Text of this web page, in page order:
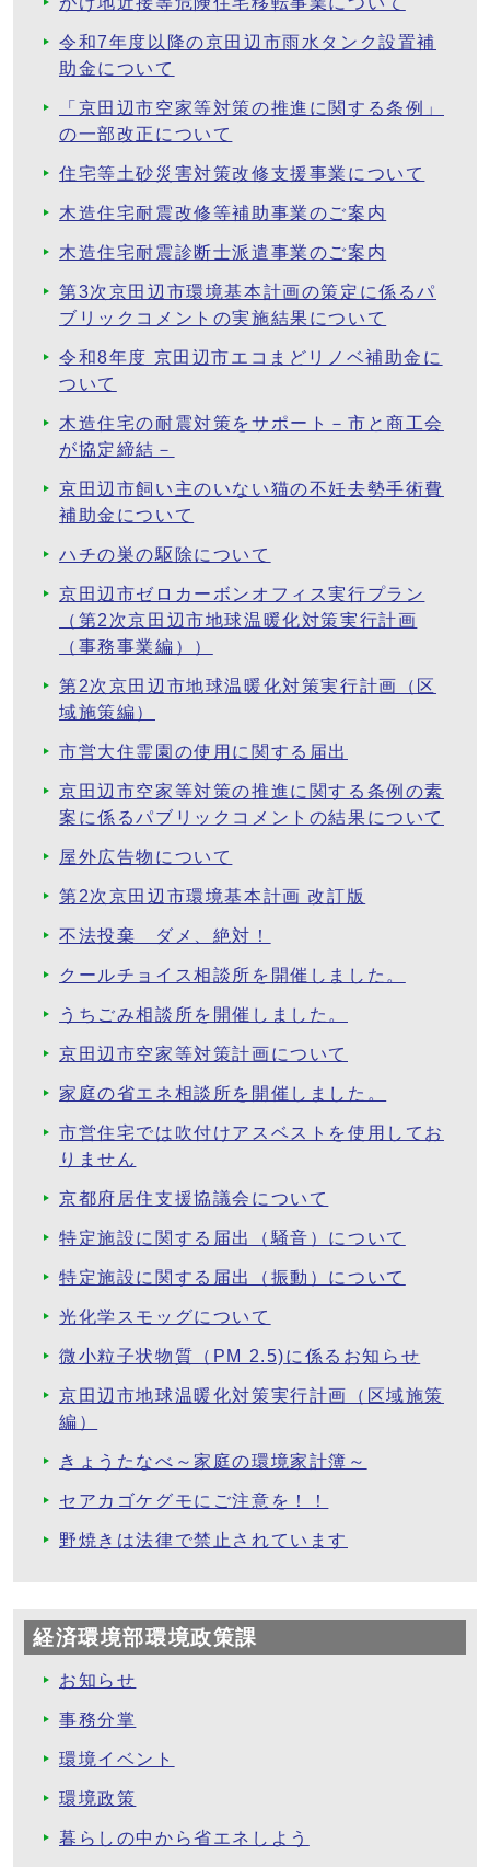
令和7年度以降の京田辺市雨水タンク設置補
助金について
「京田辺市空家等対策の推進に関する条例」
の一部改正について
住宅等土砂災害対策改修支援事業について
木造住宅耐震改修等補助事業のご案内
木造住宅耐震診断士派遣事業のご案内
第3次京田辺市環境基本計画の策定に係るパ
ブリックコメントの実施結果について
令和8年度 京田辺市エコまどリノベ補助金に
ついて
木造住宅の耐震対策をサポート－市と商工会
が協定締結－
京田辺市飼い主のいない猫の不妊去勢手術費
補助金について
ハチの巣の駆除について
京田辺市ゼロカーボンオフィス実行プラン
（第2次京田辺市地球温暖化対策実行計画
（事務事業編））
第2次京田辺市地球温暖化対策実行計画（区
域施策編）
市営大住霊園の使用に関する届出
京田辺市空家等対策の推進に関する条例の素
案に係るパブリックコメントの結果について
屋外広告物について
第2次京田辺市環境基本計画 改訂版
不法投棄 ダメ、絶対！
クールチョイス相談所を開催しました。
うちごみ相談所を開催しました。
京田辺市空家等対策計画について
家庭の省エネ相談所を開催しました。
市営住宅では吹付けアスベストを使用してお
りません
京都府居住支援協議会について
特定施設に関する届出（騒音）について
特定施設に関する届出（振動）について
光化学スモッグについて
微小粒子状物質（PM 2.5)に係るお知らせ
京田辺市地球温暖化対策実行計画（区域施策
編）
きょうたなべ～家庭の環境家計簿～
セアカゴケグモにご注意を！！
野焼きは法律で禁止されています
経済環境部環境政策課
お知らせ
事務分掌
環境イベント
環境政策
暮らしの中から省エネしよう